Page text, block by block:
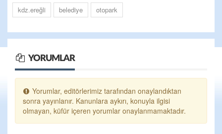
kdz.ereğli belediye otopark
YORUMLAR
Yorumlar, editörlerimiz tarafından onaylandıktan
sonra yayınlanır. Kanunlara aykırı, konuyla ilgisi
olmayan, küfür içeren yorumlar onaylanmamaktadır.